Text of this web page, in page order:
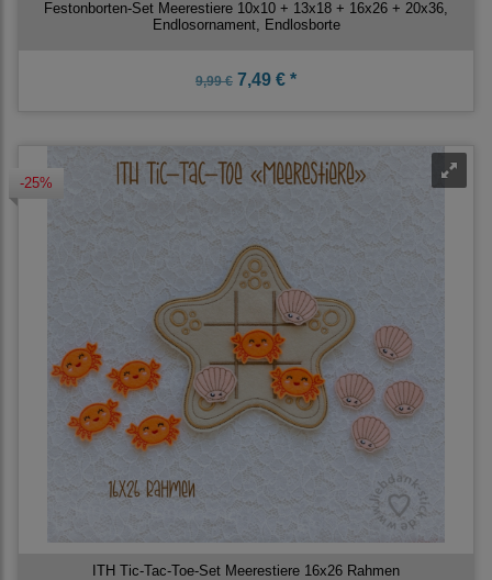
Festonborten-Set Meerestiere 10x10 + 13x18 + 16x26 + 20x36,
Endlosornament, Endlosborte
9,99 € 7,49 € *
-25%
ITH Tic-Tac-Toe-Set Meerestiere 16x26 Rahmen